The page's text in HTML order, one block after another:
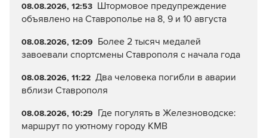
Последние новости:
08.08.2026, 13:36
Режим пожароопасности
продлили в Ставропольском крае
08.08.2026, 12:53
Штормовое предупреждение
объявлено на Ставрополье на 8, 9 и 10 августа
08.08.2026, 12:09
Более 2 тысяч медалей
завоевали спортсмены Ставрополя с начала года